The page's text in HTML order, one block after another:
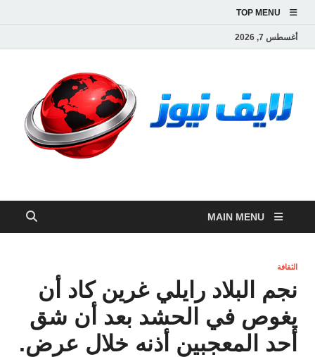
TOP MENU
أغسطس 7, 2026
لايف نيوز
MAIN MENU
الثقافة
نجم البلاد رايلي غرين كاد أن
يغوص في الحشد بعد أن شق
أحد المعجبين أذنه خلال عرض.